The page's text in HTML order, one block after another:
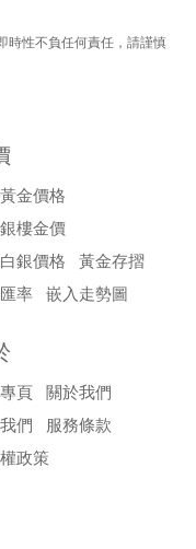
時性不負任何責任，請謹慎
金價格
樓金價
銀價格
黃金存摺
率
嵌入走勢圖
頁
關於我們
們
服務條款
政策